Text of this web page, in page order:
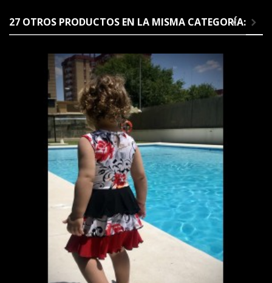
27 OTROS PRODUCTOS EN LA MISMA CATEGORÍA: